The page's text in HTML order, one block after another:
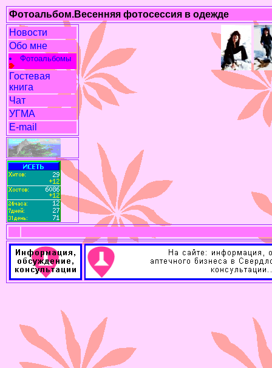
Фотоальбом.Весенняя фотосессия в одежде
Новости
Обо мне
Фотоальбомы
Гостевая
книга
Чат
УГМА
E-mail